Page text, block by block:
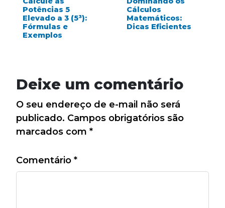
Potências 5
Elevado a 3 (5³):
Fórmulas e
Exemplos
Cálculos
Matemáticos:
Dicas Eficientes
Deixe um comentário
O seu endereço de e-mail não será
publicado. Campos obrigatórios são
marcados com *
Comentário *